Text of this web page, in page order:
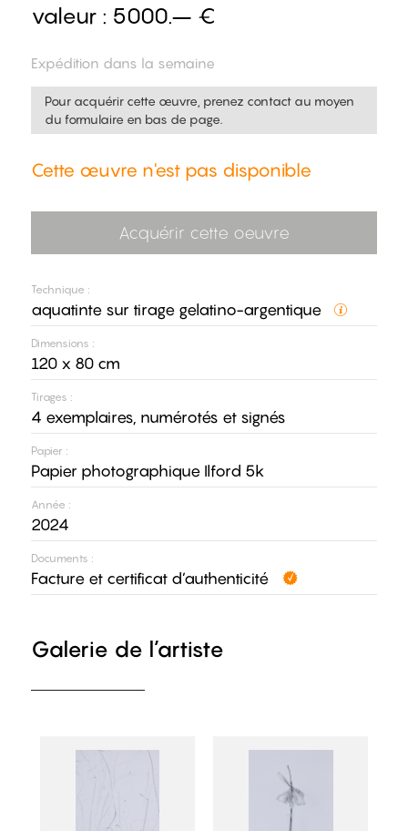
Technique :
aquatinte sur tirage gelatino-argentique
Dimensions :
120 x 80 cm
Tirages :
4 exemplaires, numérotés et signés
Papier :
Papier photographique Ilford 5k
Année :
2024
Documents :
Facture et certificat d’authenticité
valeur : 5000.– €
Expédition dans la semaine
Pour acquérir cette œuvre, prenez contact au moyen
du formulaire en bas de page.
Cette œuvre n'est pas disponible
Acquérir cette oeuvre
Galerie de l’artiste